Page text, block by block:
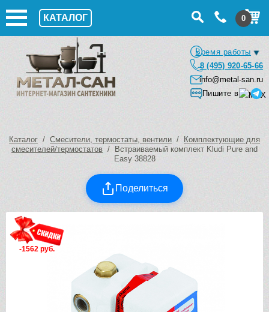
КАТАЛОГ 0
Время работы
8 (495) 920-65-66
info@metal-san.ru
Пишите в
Каталог / Смесители, термостаты, вентили /
Комплектующие для
смесителей/термостатов / Встраиваемый комплект Kludi Pure and
Easy 38828
Поделиться
-1562 руб.